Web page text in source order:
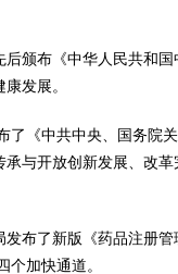
颁布《中华人民共和
发展。
了《中共中央、国务院
与开放创新发展、改
布了新版《药品注册
加快通道。